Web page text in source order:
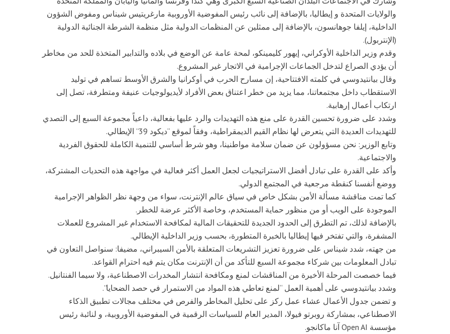
والولايات المتحدة و إيطاليا، بالإضافة إلى نائب رئيس المفوضية الأوروبية مارغريتيس شيناس ومفوض الشؤون
الداخلية، إيلفا جوهانسون، بالإضافة إلى ممثلين عن المنظمات الدولية مثل منظمة الشرطة الجنائية الدولية
(الإنتربول).
وقدم وزير الداخلية الأوكراني، إيهور كليمينكو، لمحة عامة عن الوضع في بلاده والتدابير المتخذة للحد من مخاطر
أن يؤدي الصراع لتدخل الجماعات الإجرامية في الاتجار غير المشروع.
وقال بيانتيدوسي في كلمته الافتتاحية، إن مسارح الحرب في أوكرانيا والشرق الأوسط تساهم في توليد
الاستقطاب داخل مجتمعاتنا، مما يزيد من خطر اعتناق بعض الأفراد لأيديولوجيات عنيفة ومتطرفة، تصل إلى
ارتكاب أعمال إرهابية.
وشدد على ضرورة تحسين القدرة على منع هذه التهديدات والرد عليها بفعالية، داعياً مجموعة السبع إلى التصدي
للتهديدات العديدة التي يتعرض لها نظام القيم الديمقراطية، وفقاً لموقع “ديكود 39” الإيطالي.
وتابع الوزير: نحن مسؤولون عن ضمان سلامة مواطنينا، وهو شرط أساسي للتنمية الكاملة للحقوق الفردية
والاجتماعية.
وأكد على القدرة على تبادل أفضل الاستراتيجيات لجعل العمل أكثر فعالية في مواجهة هذه التحديات المشتركة،
ووضع أنفسنا كنقطة مرجعية في المجتمع الدولي.
كما تمت مناقشة مسألة الأمن بشكل خاص في سياق عالم الإنترنت، سواء من وجهة نظر الظواهر الإجرامية
الموجودة على الويب أو من منظور حماية المستخدم، وخاصة الأكثر عرضة للخطر.
بالإضافة لذلك، تم التطرق إلى الحدود الجديدة للتحقيقات المالية لمكافحة الاستخدام غير المشروع للعملات
المشفرة، والتي تفتخر فيها إيطاليا بالخبرة المتطورة، بحسب وزير الداخلية الإيطالي.
من جهته، شدد شيناس على ضرورة تعزيز التشريعات المتعلقة بالأمن السيبراني، مضيفا: سنواصل التعاون في
تبادل المعلومات بين شركاء مجموعة السبع للتأكد من أن الإنترنت مكان يتم فيه احترام القواعد.
فيما خصصت المرحلة الأخيرة من المناقشات لمنع ومكافحة انتشار المخدرات الاصطناعية، ولا سيما الفنتانيل.
وشدد بيانتيدوسي على أهمية العمل “لمنع تعاطي هذه المواد من الاستمرار في حصد الضحايا”.
و تضمن جدول الأعمال عشاء عمل ركز على تحليل المخاطر والفرص في مختلف مجالات تطبيق الذكاء
الاصطناعي، بمشاركة روبرتو فيولا، المدير العام للسياسات الرقمية في المفوضية الأوروبية، و لنائبة رئيس
مؤسسة Open AI آنا ماكانجو.